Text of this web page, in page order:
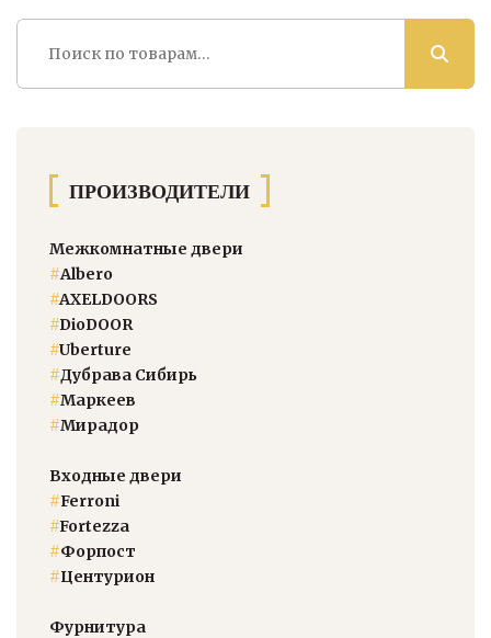
Искать:
ПРОИЗВОДИТЕЛИ
Межкомнатные двери
#Albero
#AXELDOORS
#DioDOOR
#Uberture
#Дубрава Сибирь
#Маркеев
#Мирадор
Входные двери
#Ferroni
#Fortezza
#Форпост
#Центурион
Фурнитура